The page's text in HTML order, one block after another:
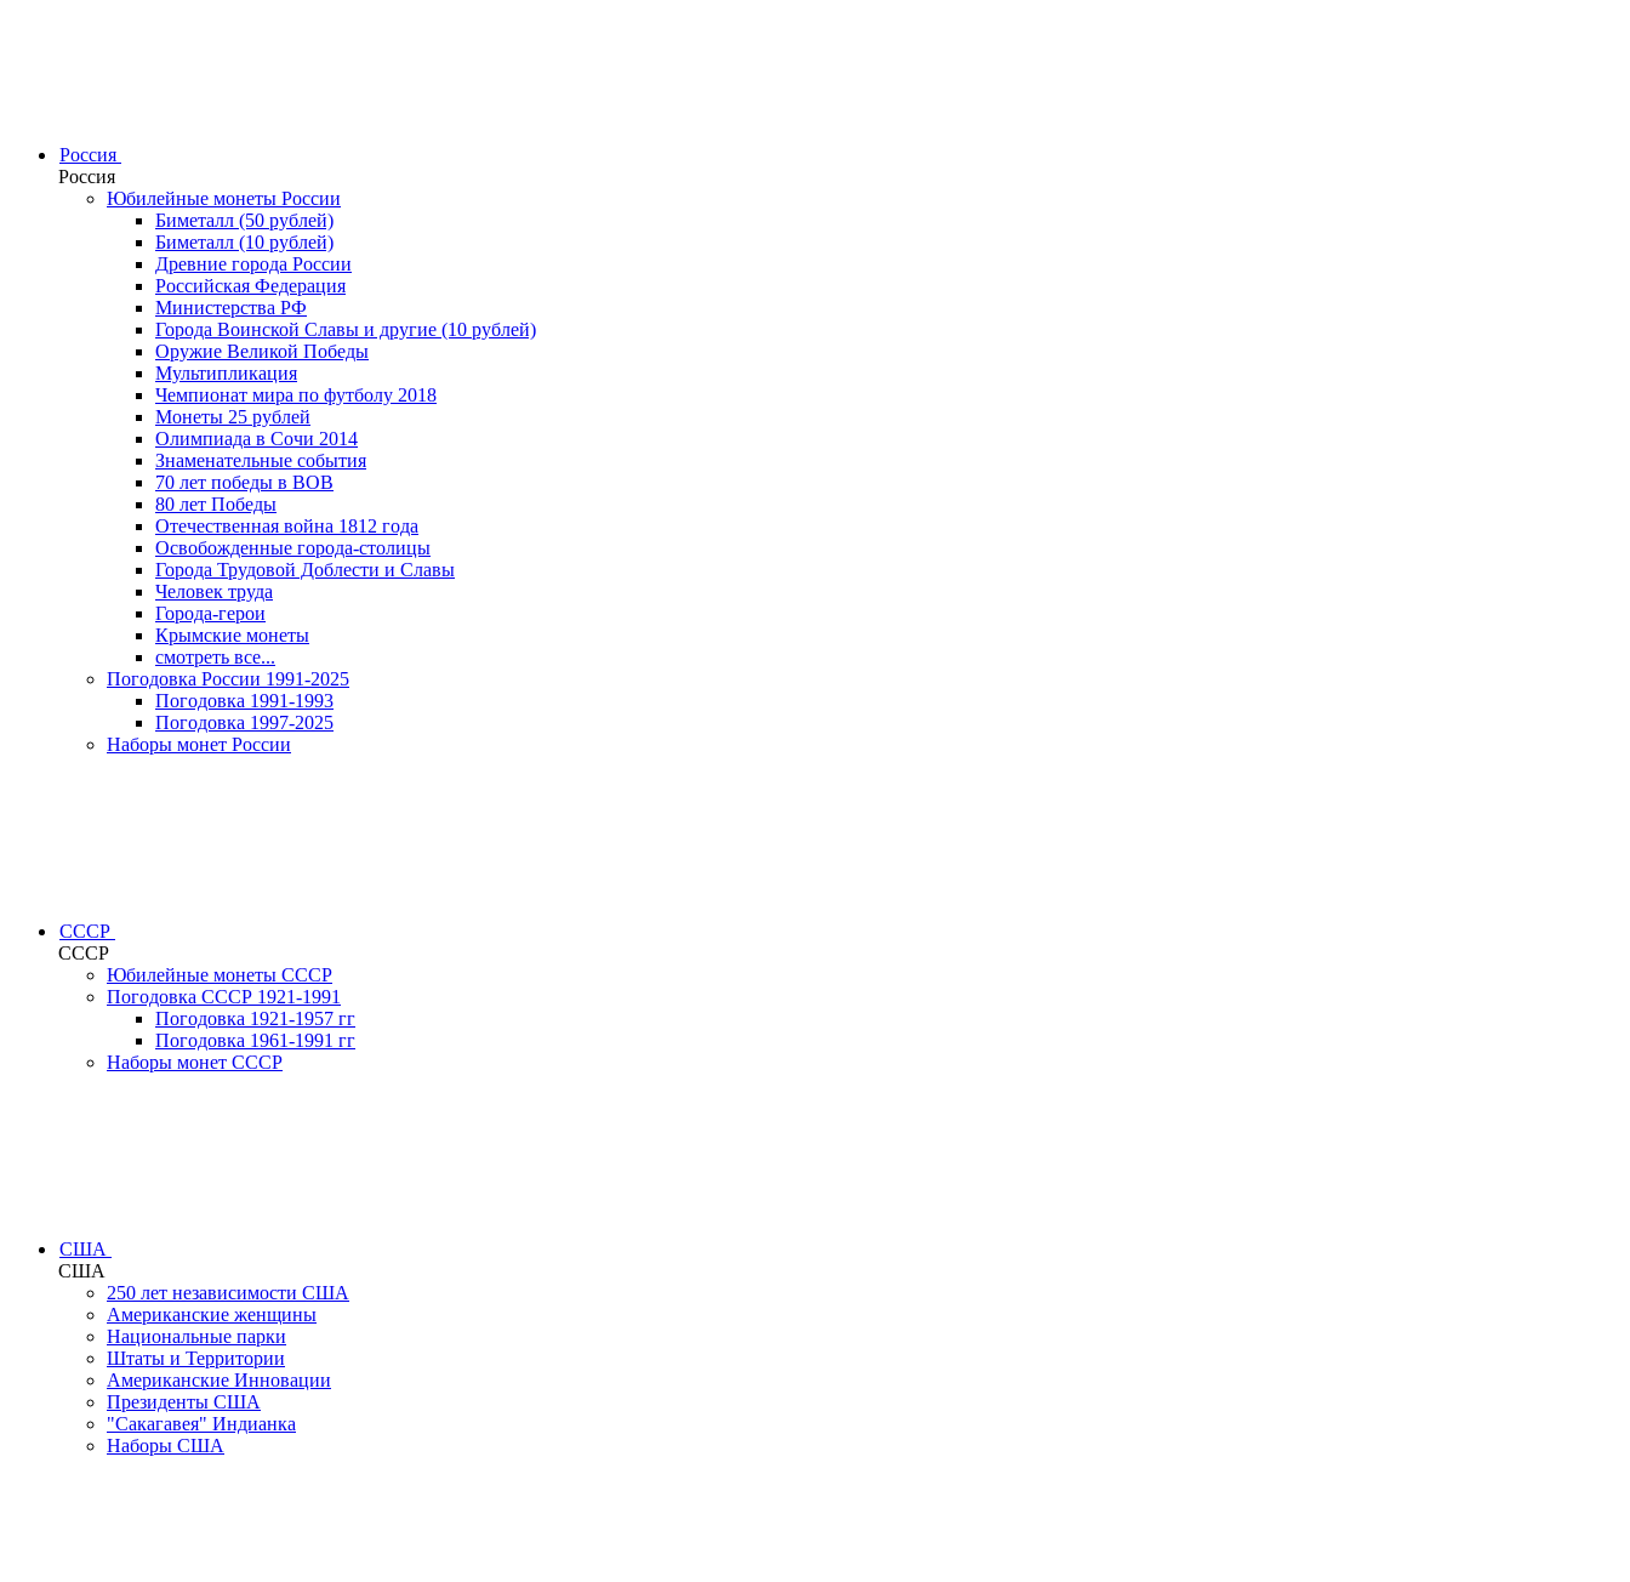
Россия
Россия
Юбилейные монеты России
Биметалл (50 рублей)
Биметалл (10 рублей)
Древние города России
Российская Федерация
Министерства РФ
Города Воинской Славы и другие (10 рублей)
Оружие Великой Победы
Мультипликация
Чемпионат мира по футболу 2018
Монеты 25 рублей
Олимпиада в Сочи 2014
Знаменательные события
70 лет победы в ВОВ
80 лет Победы
Отечественная война 1812 года
Освобожденные города-столицы
Города Трудовой Доблести и Славы
Человек труда
Города-герои
Крымские монеты
смотреть все...
Погодовка России 1991-2025
Погодовка 1991-1993
Погодовка 1997-2025
Наборы монет России
СССР
СССР
Юбилейные монеты СССР
Погодовка СССР 1921-1991
Погодовка 1921-1957 гг
Погодовка 1961-1991 гг
Наборы монет СССР
США
США
250 лет независимости США
Американские женщины
Национальные парки
Штаты и Территории
Американские Инновации
Президенты США
"Сакагавея" Индианка
Наборы США